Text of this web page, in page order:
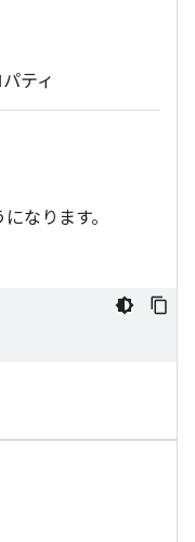
ティ
なります。